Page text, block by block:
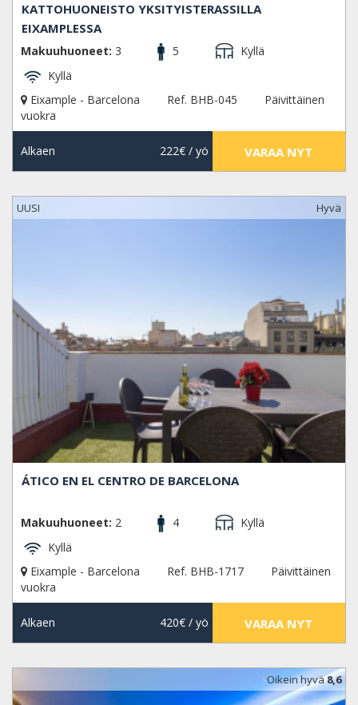
KATTOHUONEISTO YKSITYISTERASSILLA
EIXAMPLESSA
Makuuhuoneet: 3 5
Kyllä
Kyllä
Eixample - Barcelona
Ref. BHB-045
Päivittäinen
vuokra
Alkaen 222€/ yö VARAA NYT
UUSI Hyvä
ÁTICO EN EL CENTRO DE BARCELONA
Makuuhuoneet: 2 4
Kyllä
Kyllä
Eixample - Barcelona
Ref. BHB-1717
Päivittäinen
vuokra
Alkaen 420€/ yö VARAA NYT
Oikein hyvä8,6